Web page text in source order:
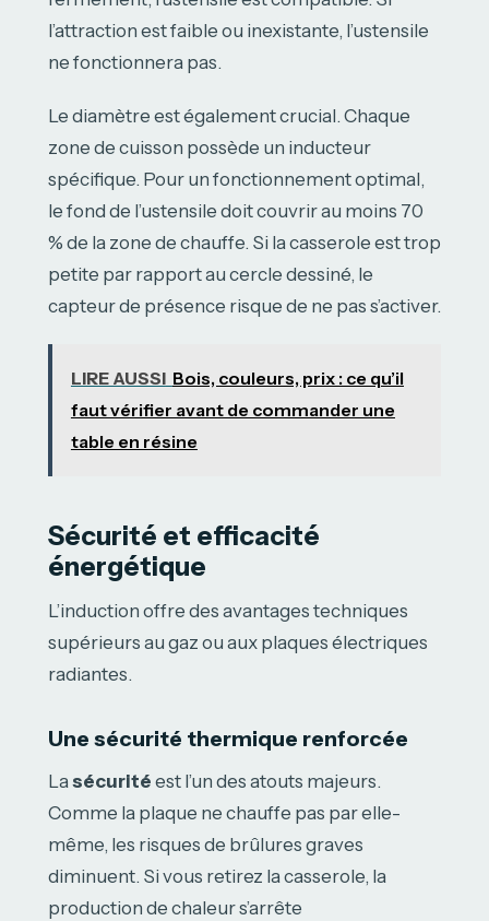
l’attraction est faible ou inexistante, l’ustensile
ne fonctionnera pas.
Le diamètre est également crucial. Chaque
zone de cuisson possède un inducteur
spécifique. Pour un fonctionnement optimal,
le fond de l’ustensile doit couvrir au moins 70
% de la zone de chauffe. Si la casserole est trop
petite par rapport au cercle dessiné, le
capteur de présence risque de ne pas s’activer.
LIRE AUSSI Bois, couleurs, prix : ce qu’il
faut vérifier avant de commander une
table en résine
Sécurité et efficacité
énergétique
L’induction offre des avantages techniques
supérieurs au gaz ou aux plaques électriques
radiantes.
Une sécurité thermique renforcée
Lasécurité est l’un des atouts majeurs.
Comme la plaque ne chauffe pas par elle-
même, les risques de brûlures graves
diminuent. Si vous retirez la casserole, la
production de chaleur s’arrête